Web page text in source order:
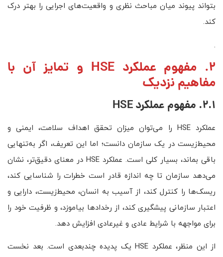
بتواند پیوند میان مباحث نظری و واقعیت‌های اجرایی را بهتر درک
کند.
.
2. مفهوم عملکرد HSE و تمایز آن با
مفاهیم نزدیک
2.1. مفهوم عملکرد HSE
عملکرد HSE را می‌توان میزان تحقق اهداف سلامت، ایمنی و
محیط‌زیست در یک سازمان دانست؛ اما این تعریف، اگر به‌تنهایی
باقی بماند، بسیار کلی است. عملکرد HSE در معنای دقیق‌تر، نشان
می‌دهد سازمان تا چه اندازه قادر است خطرات را شناسایی کند،
ریسک‌ها را کنترل کند، از آسیب به انسان، محیط‌زیست، دارایی و
اعتبار سازمانی پیشگیری کند، از رخدادها بیاموزد، و ظرفیت خود را
برای مواجهه با شرایط عادی و غیرعادی افزایش دهد.
از این منظر، عملکرد HSE یک پدیده چندبعدی است. بعد نخست